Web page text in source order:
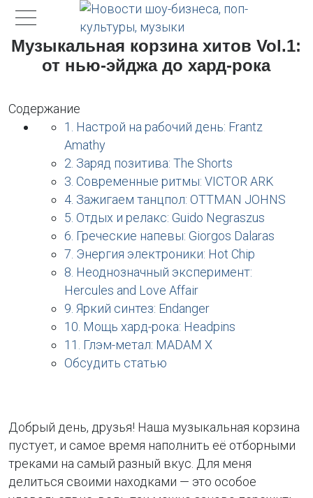
Музыкальная корзина хитов Vol.1:
от нью-эйджа до хард-рока
Содержание
1. Настрой на рабочий день: Frantz
Amathy
2. Заряд позитива: The Shorts
3. Современные ритмы: VICTOR ARK
4. Зажигаем танцпол: OTTMAN JOHNS
5. Отдых и релакс: Guido Negraszus
6. Греческие напевы: Giorgos Dalaras
7. Энергия электроники: Hot Chip
8. Неоднозначный эксперимент:
Hercules and Love Affair
9. Яркий синтез: Endanger
10. Мощь хард-рока: Headpins
11. Глэм-метал: MADAM X
Обсудить статью
Добрый день, друзья! Наша музыкальная корзина
пустует, и самое время наполнить её отборными
треками на самый разный вкус. Для меня
делиться своими находками — это особое